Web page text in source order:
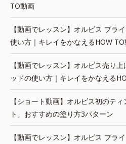
TO動画
【動画でレッスン】オルビス ブラ
使い方｜キレイをかなえるHOW
【動画でレッスン】オルビス売り
ッドの使い方｜キレイをかなえる
【ショート動画】オルビス初のテ
ト」おすすめの塗り方3パターン
【動画でレッスン】オルビス ブラ